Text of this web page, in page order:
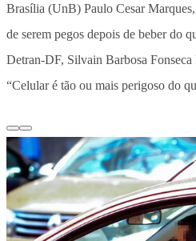
Brasília (UnB) Paulo Cesar
de serem pegos depois de beber do
Detran-DF, Silvain Barbosa
“Celular é tão ou mais perigoso do